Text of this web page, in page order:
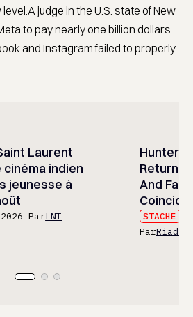
judge in the U.S. state of New
to pay nearly one billion dollars
and Instagram failed to properly
Laurent
cinéma indien
jeunesse à
ParLNT
Hunter
And
STACHE
ParRiad